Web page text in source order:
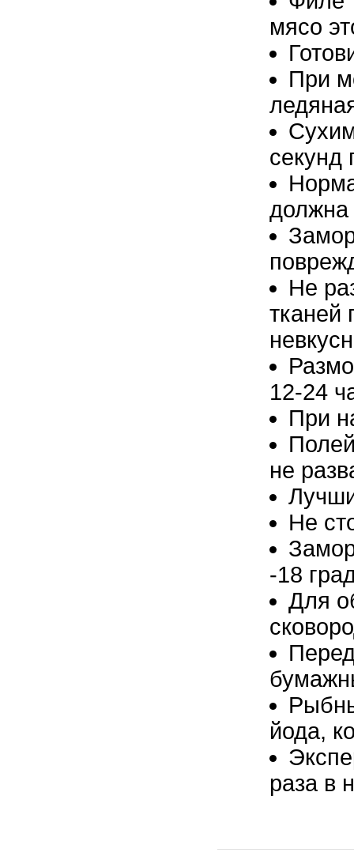
мясо
При
секунд
должна
Не
тканей
12-24
При
не
Не
-18
Для
йода,
раза в